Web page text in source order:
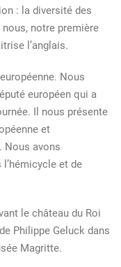
: la diversité des
notre première
l’anglais.
Nous
européen qui a
Il nous présente
et
Nous avons
et de
le château du Roi
Philippe Geluck dans
Magritte.